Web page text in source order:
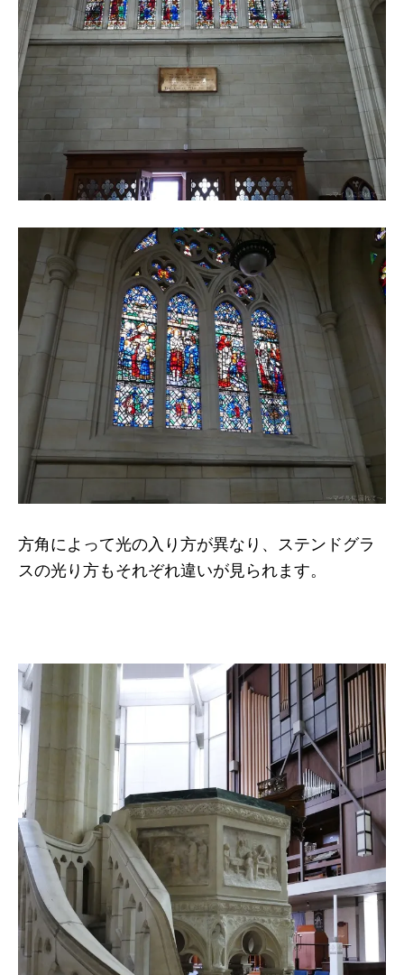
方角によって光の入り方が異なり、ステンドグラ
スの光り方もそれぞれ違いが見られます。